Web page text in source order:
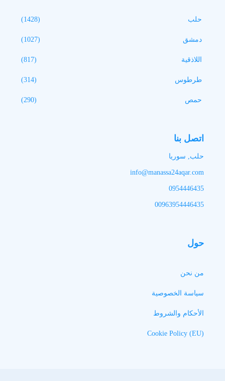
حلب (1428)
دمشق (1027)
اللاذقية (817)
طرطوس (314)
حمص (290)
اتصل بنا
حلب, سوريا
info@manassa24aqar.com
0954446435
00963954446435
حول
من نحن
سياسة الخصوصية
الأحكام والشروط
Cookie Policy (EU)